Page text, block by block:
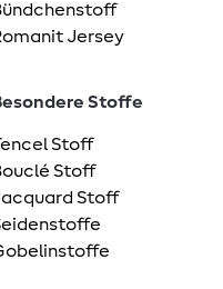
Jersey
Stoffe
Stoff
Stoff
Stoff